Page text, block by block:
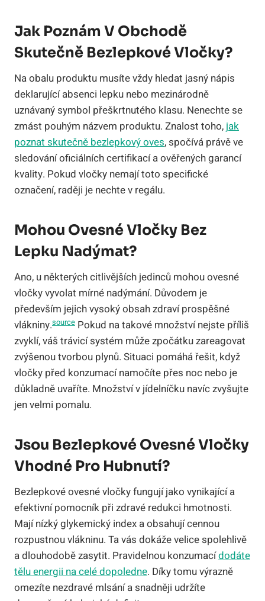
Jak Poznám V Obchodě
Skutečně Bezlepkové Vločky?
Na obalu produktu musíte vždy hledat jasný nápis
deklarující absenci lepku nebo mezinárodně
uznávaný symbol přeškrtnutého klasu. Nenechte se
zmást pouhým názvem produktu. Znalost toho, jak
poznat skutečně bezlepkový oves, spočívá právě ve
sledování oficiálních certifikací a ověřených garancí
kvality. Pokud vločky nemají toto specifické
označení, raději je nechte v regálu.
Mohou Ovesné Vločky Bez
Lepku Nadýmat?
Ano, u některých citlivějších jedinců mohou ovesné
vločky vyvolat mírné nadýmání. Důvodem je
především jejich vysoký obsah zdraví prospěšné
vlákniny.source Pokud na takové množství nejste příliš
zvyklí, váš trávicí systém může zpočátku zareagovat
zvýšenou tvorbou plynů. Situaci pomáhá řešit, když
vločky před konzumací namočíte přes noc nebo je
důkladně uvaříte. Množství v jídelníčku navíc zvyšujte
jen velmi pomalu.
Jsou Bezlepkové Ovesné Vločky
Vhodné Pro Hubnutí?
Bezlepkové ovesné vločky fungují jako vynikající a
efektivní pomocník při zdravé redukci hmotnosti.
Mají nízký glykemický index a obsahují cennou
rozpustnou vlákninu. Ta vás dokáže velice spolehlivě
a dlouhodobě zasytit. Pravidelnou konzumacídodáte
tělu energii na celé dopoledne. Díky tomu výrazně
omezíte nezdravé mlsání a snadněji udržíte